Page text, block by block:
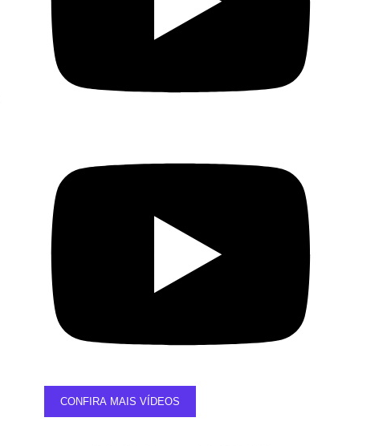
CONFIRA MAIS VÍDEOS